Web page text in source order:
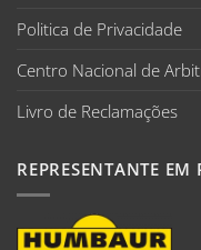
Politica de Privacidade
Centro Nacional de
Livro de Reclamações
REPRESENTANTE EM